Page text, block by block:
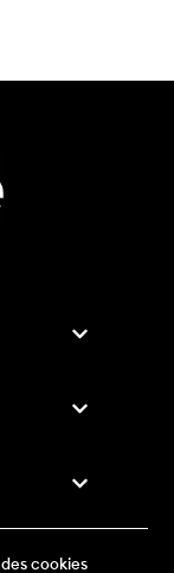
cookies